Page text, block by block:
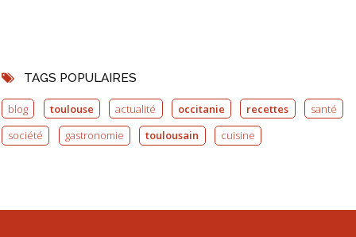
TAGS POPULAIRES
blog toulouse actualité occitanie recettes
santé
société
gastronomie toulousain cuisine